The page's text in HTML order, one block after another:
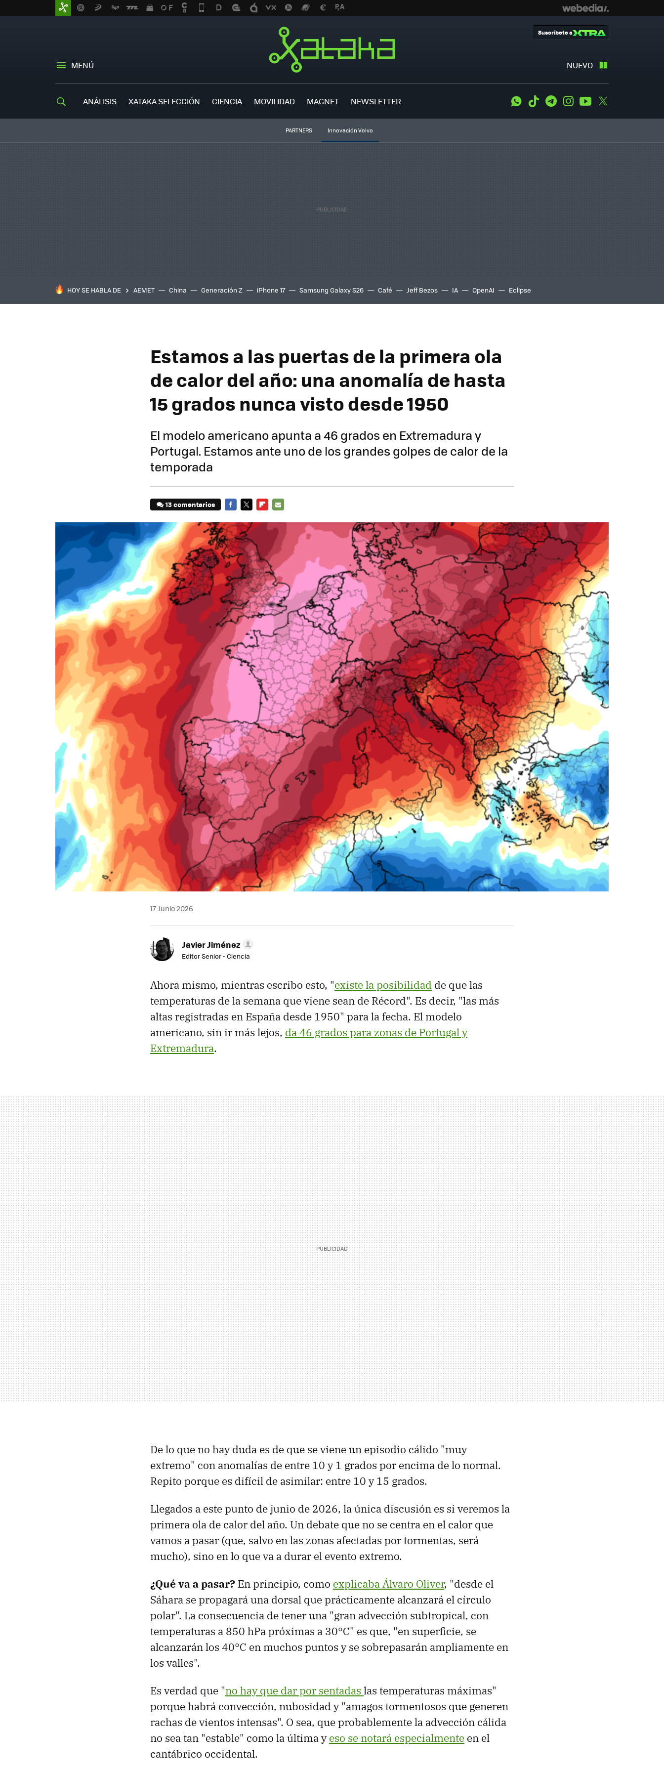
MENÚ NUEVO
Suscríbete a
ANÁLISIS XATAKA SELECCIÓN CIENCIA MOVILIDAD MAGNET NEWSLETTER WhatsApp
Tiktok TelegramInstagramYoutube
PARTNERS Innovación Volvo
HOY SE HABLA DE AEMET China Generación Z iPhone 17 Samsung Galaxy S26 Café Jeff Bezos IA OpenAI Eclipse
Estamos a las puertas de la primera ola
de calor del año: una anomalía de hasta
15 grados nunca visto desde 1950
El modelo americano apunta a 46 grados en Extremadura y
Portugal. Estamos ante uno de los grandes golpes de calor de la
temporada
13 comentarios
MAIL
17 Junio 2026
Javier Jiménez
Editor Senior - Ciencia
Ahora mismo, mientras escribo esto, "existe la posibilidad de que las
temperaturas de la semana que viene sean de Récord". Es decir, "las más
altas registradas en España desde 1950" para la fecha. El modelo
americano, sin ir más lejos, da 46 grados para zonas de Portugal y
Extremadura.
De lo que no hay duda es de que se viene un episodio cálido "muy
extremo" con anomalías de entre 10 y 1 grados por encima de lo normal.
Repito porque es difícil de asimilar: entre 10 y 15 grados.
Llegados a este punto de junio de 2026, la única discusión es si veremos la
primera ola de calor del año. Un debate que no se centra en el calor que
vamos a pasar (que, salvo en las zonas afectadas por tormentas, será
mucho), sino en lo que va a durar el evento extremo.
¿Qué va a pasar? En principio, como explicaba Álvaro Oliver, "desde el
Sáhara se propagará una dorsal que prácticamente alcanzará el círculo
polar". La consecuencia de tener una "gran advección subtropical, con
temperaturas a 850 hPa próximas a 30°C" es que, "en superficie, se
alcanzarán los 40°C en muchos puntos y se sobrepasarán ampliamente en
los valles".
Es verdad que "no hay que dar por sentadas las temperaturas máximas"
porque habrá convección, nubosidad y "amagos tormentosos que generen
rachas de vientos intensas". O sea, que probablemente la advección cálida
no sea tan "estable" como la última yeso se notará especialmente en el
cantábrico occidental.